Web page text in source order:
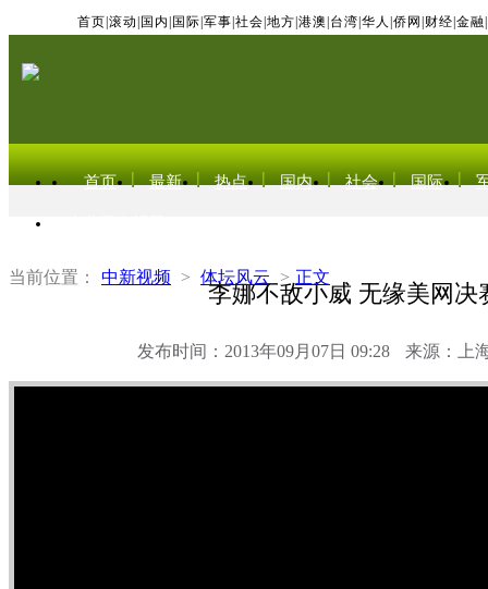
首页 滚动 国内 国际 军事 社会 地方 港澳 台湾 华人 侨网 财经 金融
首页 最新 热点 国内 社会 国际
当前位置： 中新视频 > 体坛风云 > 正文
李娜不敌小威 无缘美网决
发布时间：2013年09月07日 09:28 来源：上